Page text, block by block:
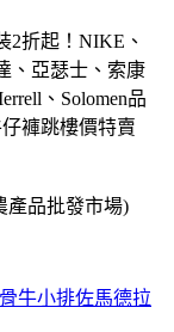
2折起！NIKE、
、亞瑟士、索康
、Solomen品
褲跳樓價特賣
產品批發市場)
牛小排佐馬德拉